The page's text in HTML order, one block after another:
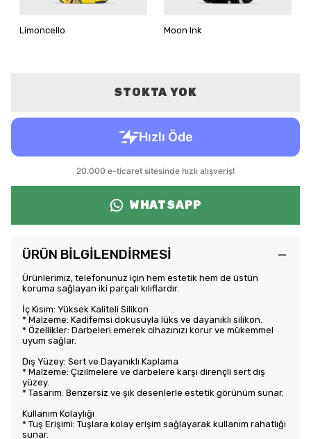
Limoncello Moon Ink
STOKTA YOK
WHATSAPP
ÜRÜN BİLGİLENDİRMESİ
Ürünlerimiz, telefonunuz için hem estetik hem de üstün
koruma sağlayan iki parçalı kılıflardır.
İç Kısım: Yüksek Kaliteli Silikon
* Malzeme: Kadifemsi dokusuyla lüks ve dayanıklı silikon.
* Özellikler: Darbeleri emerek cihazınızı korur ve mükemmel
uyum sağlar.
Dış Yüzey: Sert ve Dayanıklı Kaplama
* Malzeme: Çizilmelere ve darbelere karşı dirençli sert dış
yüzey.
* Tasarım: Benzersiz ve şık desenlerle estetik görünüm sunar.
Kullanım Kolaylığı
* Tuş Erişimi: Tuşlara kolay erişim sağlayarak kullanım rahatlığı
sunar.